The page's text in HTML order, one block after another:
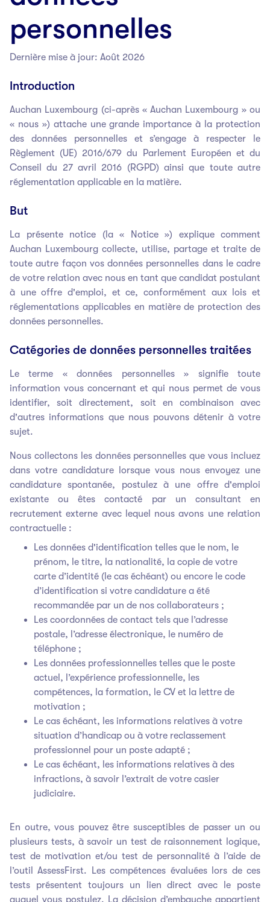
personnelles
Dernière mise à jour: Août 2026
Introduction
Auchan Luxembourg (ci-après « Auchan Luxembourg » ou
« nous ») attache une grande importance à la protection
des données personnelles et s’engage à respecter le
Règlement (UE) 2016/679 du Parlement Européen et du
Conseil du 27 avril 2016 (RGPD) ainsi que toute autre
réglementation applicable en la matière.
But
La présente notice (la « Notice ») explique comment
Auchan Luxembourg collecte, utilise, partage et traite de
toute autre façon vos données personnelles dans le cadre
de votre relation avec nous en tant que candidat postulant
à une offre d'emploi, et ce, conformément aux lois et
réglementations applicables en matière de protection des
données personnelles.
Catégories de données personnelles traitées
Le terme « données personnelles » signifie toute
information vous concernant et qui nous permet de vous
identifier, soit directement, soit en combinaison avec
d'autres informations que nous pouvons détenir à votre
sujet.
Nous collectons les données personnelles que vous incluez
dans votre candidature lorsque vous nous envoyez une
candidature spontanée, postulez à une offre d'emploi
existante ou êtes contacté par un consultant en
recrutement externe avec lequel nous avons une relation
contractuelle :
Les données d'identification telles que le nom, le
prénom, le titre, la nationalité, la copie de votre
carte d’identité (le cas échéant) ou encore le code
d’identification si votre candidature a été
recommandée par un de nos collaborateurs ;
Les coordonnées de contact tels que l’adresse
postale, l’adresse électronique, le numéro de
téléphone ;
Les données professionnelles telles que le poste
actuel, l’expérience professionnelle, les
compétences, la formation, le CV et la lettre de
motivation ;
Le cas échéant, les informations relatives à votre
situation d’handicap ou à votre reclassement
professionnel pour un poste adapté ;
Le cas échéant, les informations relatives à des
infractions, à savoir l’extrait de votre casier
judiciaire.
En outre, vous pouvez être susceptibles de passer un ou
plusieurs tests, à savoir un test de raisonnement logique,
test de motivation et/ou test de personnalité à l’aide de
l’outil AssessFirst. Les compétences évaluées lors de ces
tests présentent toujours un lien direct avec le poste
auquel vous postulez. La décision d’embauche appartient